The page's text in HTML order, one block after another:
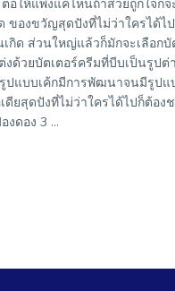
อให้แพงแค่ไหนถ้าสวยถูกใจก็
ของขวัญสุดปังที่ไม่ว่าใครได้ไ
กิด ส่วนใหญ่แล้วก็มักจะเลือกบั
ด้วยบัตเตอร์ครีมที่บีบเป็นรูป
ปแบบเค้กมีการพัฒนาจนมีรูป
ยสุดปังที่ไม่ว่าใครได้ไปก็ต้อง
ดอง 3 ...